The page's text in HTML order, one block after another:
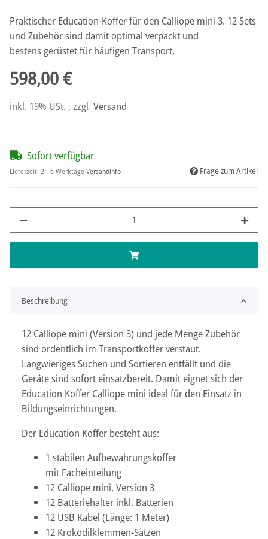
Praktischer Education-Koffer für den Calliope mini 3. 12 Sets
und Zubehör sind damit optimal verpackt und
bestens gerüstet für häufigen Transport.
598,00 €
inkl. 19% USt. , zzgl. Versand
Sofort verfügbar
Lieferzeit: 2 - 6 WerktageVersandinfo Frage zum Artikel
Beschreibung
12 Calliope mini (Version 3) und jede Menge Zubehör
sind ordentlich im Transportkoffer verstaut.
Langwieriges Suchen und Sortieren entfällt und die
Geräte sind sofort einsatzbereit. Damit eignet sich der
Education Koffer Calliope mini ideal für den Einsatz in
Bildungseinrichtungen.
Der Education Koffer besteht aus:
1 stabilen Aufbewahrungskoffer
mit Facheinteilung
12 Calliope mini, Version 3
12 Batteriehalter inkl. Batterien
12 USB Kabel (Länge: 1 Meter)
12 Krokodilklemmen-Sätzen